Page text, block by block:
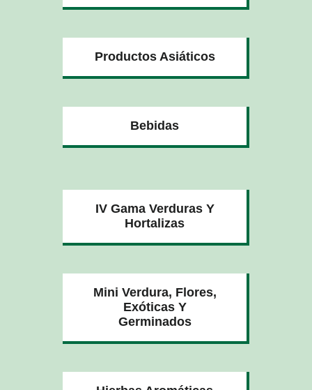
Productos Asiáticos
Bebidas
IV Gama Verduras Y
Hortalizas
Mini Verdura, Flores,
Exóticas Y
Germinados